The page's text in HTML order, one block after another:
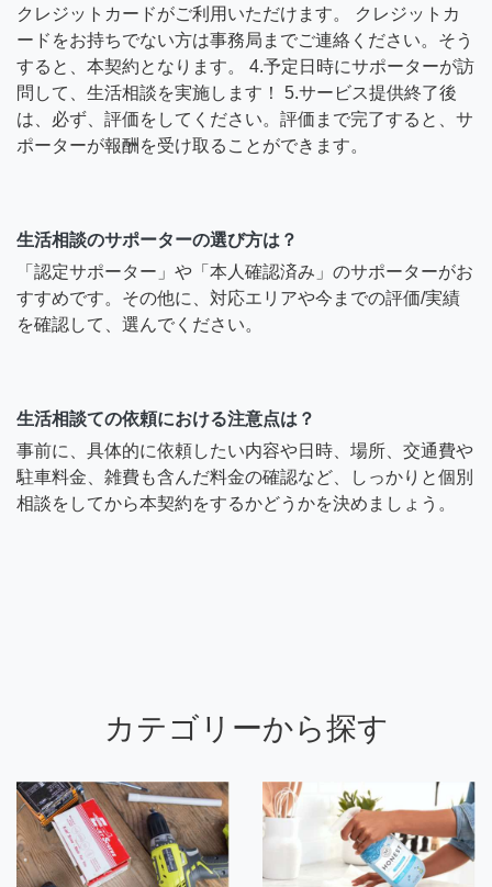
クレジットカードがご利用いただけます。 クレジットカ
ードをお持ちでない方は事務局までご連絡ください。そう
すると、本契約となります。 4.予定日時にサポーターが訪
問して、生活相談を実施します！ 5.サービス提供終了後
は、必ず、評価をしてください。評価まで完了すると、サ
ポーターが報酬を受け取ることができます。
生活相談のサポーターの選び方は？
「認定サポーター」や「本人確認済み」のサポーターがお
すすめです。その他に、対応エリアや今までの評価/実績
を確認して、選んでください。
生活相談ての依頼における注意点は？
事前に、具体的に依頼したい内容や日時、場所、交通費や
駐車料金、雑費も含んだ料金の確認など、しっかりと個別
相談をしてから本契約をするかどうかを決めましょう。
カテゴリーから探す